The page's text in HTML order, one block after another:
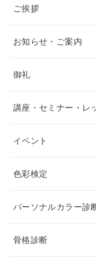
ご挨拶
お知らせ・ご案内
御礼
講座・セミナー・レ
イベント
色彩検定
パーソナルカラー診
骨格診断